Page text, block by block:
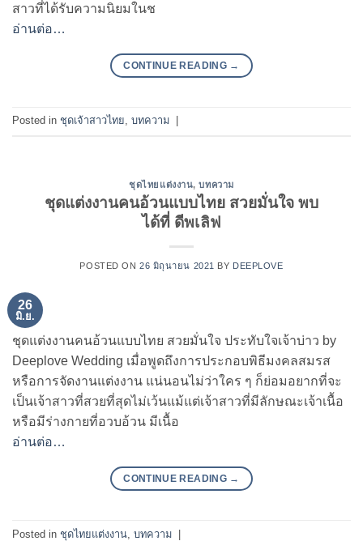
สาวที่ได้รับความนิยมในช
อ่านต่อ…
CONTINUE READING →
Posted in ชุดเจ้าสาวไทย บทความ
ชุดไทยแต่งงาน,บทความ
ชุดแต่งงานคนอ้วนแบบไทย สวยมั่นใจ พบ
ได้ที่ ดีพเลิฟ
POSTED ON26 มิถุนายน 2021 BY DEEPLOVE
26
มิ.ย.
ชุดแต่งงานคนอ้วนแบบไทย สวยมั่นใจ ประทับใจเจ้าบ่าว by
Deeplove Wedding เมื่อพูดถึงการประกอบพิธีมงคลสมรส
หรือการจัดงานแต่งงาน แน่นอนไม่ว่าใคร ๆ ก็ย่อมอยากที่จะ
เป็นเจ้าสาวที่สวยที่สุดไม่เว้นแม้แต่เจ้าสาวที่มีลักษณะเจ้าเนื้อ
หรือมีร่างกายที่อวบอ้วน มีเนื้อ
อ่านต่อ…
CONTINUE READING →
Posted in ชุดไทยแต่งงาน บทความ |